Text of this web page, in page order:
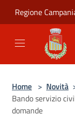
Regione
Home > Novità
Bando servizio
domande